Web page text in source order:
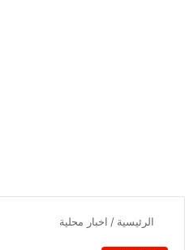
الرئيسية / اخبار محلية